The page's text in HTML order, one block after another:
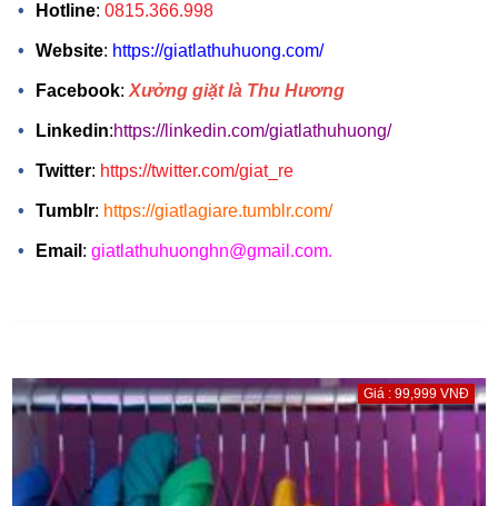
Hotline:0815.366.998
Website: https://giatlathuhuong.com/
Facebook:Xưởng giặt là Thu Hương
Linkedin:https://linkedin.com/giatlathuhuong/
Twitter: https://twitter.com/giat_re
Tumblr: https://giatlagiare.tumblr.com/
Email :giatlathuhuonghn@gmail.com.
Giá : 99,999 VNĐ